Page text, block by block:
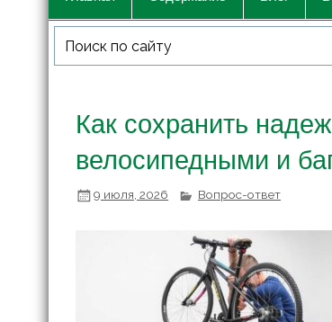
Как сохранить
велосипедными и
9 июля, 2026 Вопрос-ответ